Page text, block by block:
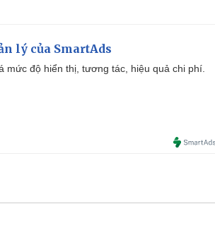
lý của SmartAds
mức độ hiển thị, tương tác, hiệu quả chi phí.